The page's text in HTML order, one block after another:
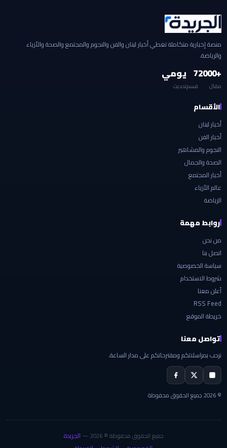
منصة إخبارية متكاملة تغطي أخبار لبنان والفن والنجوم والمجتمع والصحة والأزياء
والرياضة.
+2000
مقال
7
قسم
يومي
تحديث
الأقسام
أخبار لبنان
أخبار الفن
النجوم والمشاهير
الصحة والجمال
أخبار المجتمع
عالم الأزياء
الرياضة
روابط مهمة
من نحن
اتصل بنا
سياسة الخصوصية
شروط الاستخدام
أعلن معنا
RSS Feed
خريطة الموقع
تواصل معنا
نرحب بمراسلاتكم ومقترحاتكم على مدار الساعة.
© 2026 جميع الحقوق محفوظة
جميع الحقوق محفوظة © 2026 —
الجريدة